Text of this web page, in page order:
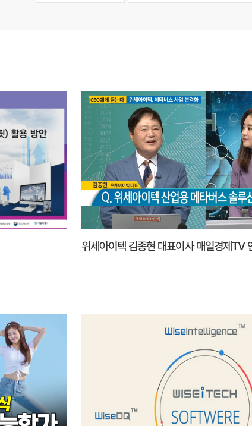
위세아이텍 김종현 대표이사 매일경제TV